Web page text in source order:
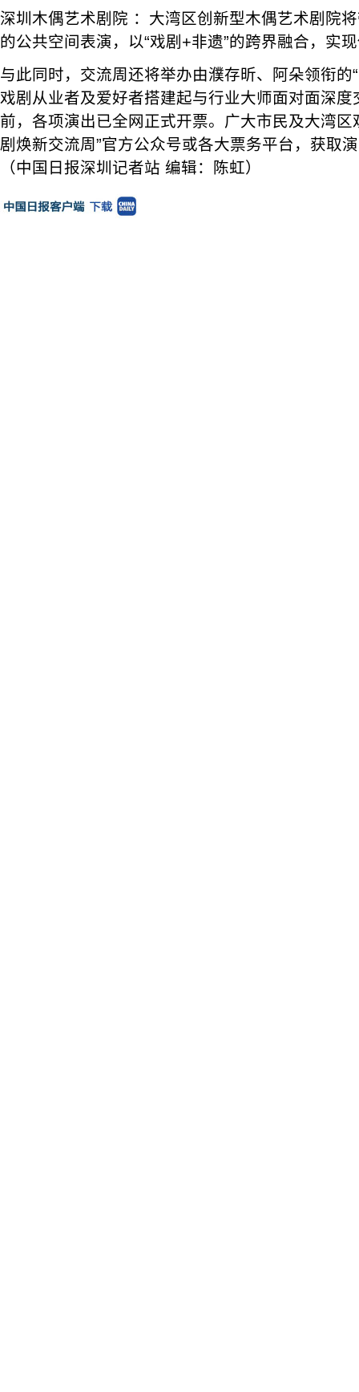
深圳木偶艺术剧院 ：大湾区创新型木偶艺术剧院
的公共空间表演，以“戏剧+非遗”的跨界融合，实
与此同时，交流周还将举办由濮存昕、阿朵领衔的
戏剧从业者及爱好者搭建起与行业大师面对面深度
前，各项演出已全网正式开票。广大市民及大湾区
剧焕新交流周”官方公众号或各大票务平台，获取
（中国日报深圳记者站 编辑：陈虹）